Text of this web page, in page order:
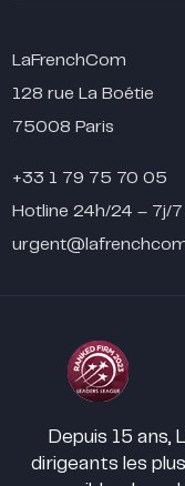
LaFrenchCom
128 rue La Boétie
75008 Paris
+33 1 79 75 70 05
Hotline 24h/24 – 7j/7
Depuis 15 ans,
dirigeants les